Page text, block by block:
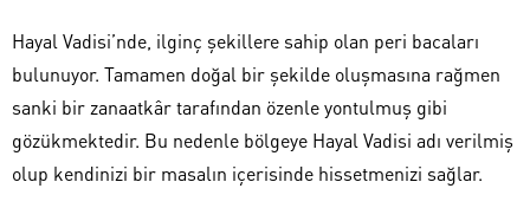
Hayal Vadisi’nde, ilginç şekillere sahip olan peri bacaları
bulunuyor. Tamamen doğal bir şekilde oluşmasına rağmen
sanki bir zanaatkâr tarafından özenle yontulmuş gibi
gözükmektedir. Bu nedenle bölgeye Hayal Vadisi adı verilmiş
olup kendinizi bir masalın içerisinde hissetmenizi sağlar.